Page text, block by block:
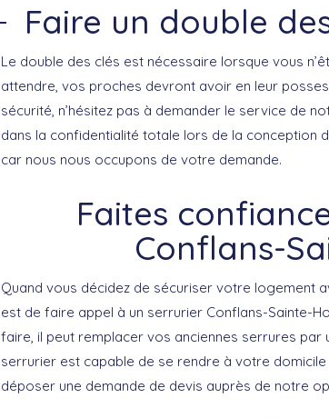
Faire un double
Le double des clés est nécessaire lorsque vous
attendre, vos proches devront avoir en leur
sécurité, n’hésitez pas à demander le service de
dans la confidentialité totale lors de la conception
car nous nous occupons de votre demande.
Faites
Conflans-
Quand vous décidez de sécuriser votre logement
est de faire appel à un serrurier Conflans-Sainte-
faire, il peut remplacer vos anciennes serrures
serrurier est capable de se rendre à votre
déposer une demande de devis auprès de notre